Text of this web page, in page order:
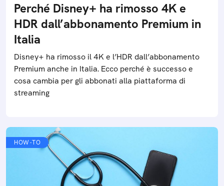
Perché Disney+ ha rimosso 4K e
HDR dall’abbonamento Premium in
Italia
Disney+ ha rimosso il 4K e l’HDR dall’abbonamento
Premium anche in Italia. Ecco perché è successo e
cosa cambia per gli abbonati alla piattaforma di
streaming
HOW-TO